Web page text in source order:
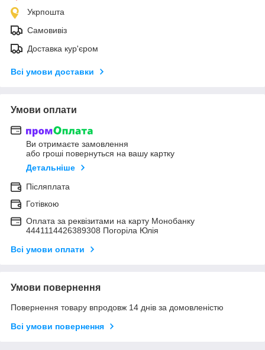
Укрпошта
Самовивіз
Доставка кур'єром
Всі умови доставки
Умови оплати
Ви отримаєте замовлення
або гроші повернуться на вашу картку
Детальніше
Післяплата
Готівкою
Оплата за реквізитами на карту Монобанку
4441114426389308 Погоріла Юлія
Всі умови оплати
Умови повернення
Повернення товару впродовж 14 днів за домовленістю
Всі умови повернення